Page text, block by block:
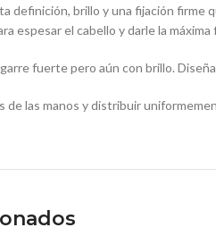
definición, brillo y una fijación firme
espesar el cabello y darle la
fuerte pero aún con brillo.
de las manos y distribuir